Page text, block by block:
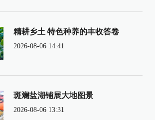
精耕乡土 特色种养的丰收答卷
2026-08-06 14:41
斑斓盐湖铺展大地图景
2026-08-06 13:31